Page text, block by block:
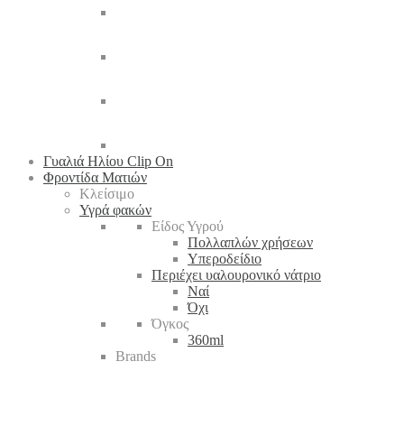
Γυαλιά Ηλίου Clip On
Φροντίδα Ματιών
Κλείσιμο
Υγρά φακών
Είδος Υγρού
Πολλαπλών χρήσεων
Υπεροδείδιο
Περιέχει υαλουρονικό νάτριο
Ναί
Όχι
Όγκος
360ml
Brands